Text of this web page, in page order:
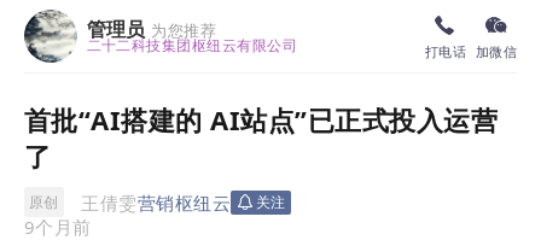
管理员 为您推荐
二十二科技集团枢纽云有限公司 打电话 加微信
首批“AI搭建的 AI站点”已正式投入运营
了
原创 王倩雯营销枢纽云 关注
9个月前